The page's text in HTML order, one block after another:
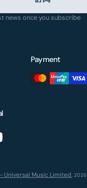
news once you subscribe
Payment
Universal Music Limited, 2026